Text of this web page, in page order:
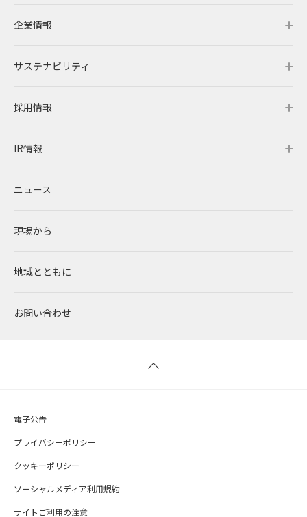
事業情報トップ
事業概要
レノバの強み
発電所・蓄電所一覧
コーポレートPPA
太陽光発電
蓄電事業
風力発電
太陽光発電の取り組み
企業情報
企業情報トップ
会社概要・アクセス
CEOメッセージ
企業理念
中期経営計画
私たちの想い
沿革
サステナビリティ
サステナビリティトップ
理念・ポリシー
環境
社会
ガバナンス
ESGデータ
採用情報
採用情報トップ
RENOVAを知る
RENOVAで働く
社員インタビュー
新卒採用
IR情報
IR情報トップ
IRニュース
経営情報
財務ハイライト
IRカレンダー
ニュース
現場から
地域とともに
お問い合わせ
電子公告
プライバシーポリシー
クッキーポリシー
ソーシャルメディア利用規約
サイトご利用の注意